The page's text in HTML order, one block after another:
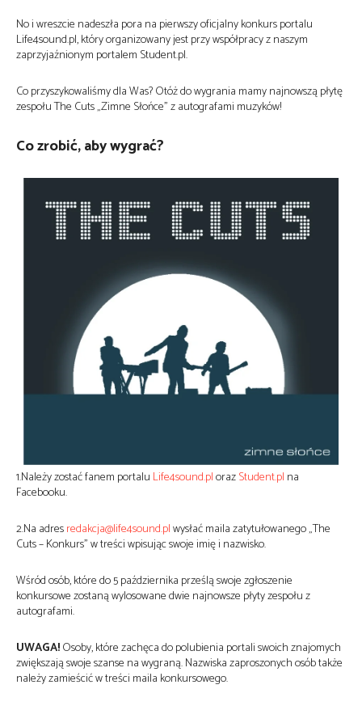
No i wreszcie nadeszła pora na pierwszy oficjalny konkurs portalu
Life4sound.pl, który organizowany jest przy współpracy z naszym
zaprzyjaźnionym portalem Student.pl.
Co przyszykowaliśmy dla Was? Otóż do wygrania mamy najnowszą płytę
zespołu The Cuts „Zimne Słońce” z autografami muzyków!
Co zrobić, aby wygrać?
1.Należy zostać fanem portalu Life4sound.plorazStudent.pl na
Facebooku.
2.Na adresredakcja@life4sound.plwysłać maila zatytułowanego „The
Cuts – Konkurs” w treści wpisując swoje imię i nazwisko.
Wśród osób, które do 5 października prześlą swoje zgłoszenie
konkursowe zostaną wylosowane dwie najnowsze płyty zespołu z
autografami.
UWAGA!Osoby, które zachęca do polubienia portali swoich znajomych
zwiększają swoje szanse na wygraną. Nazwiska zaproszonych osób także
należy zamieścić w treści maila konkursowego.